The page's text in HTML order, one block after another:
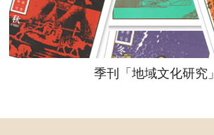
季刊「地域文化研究」